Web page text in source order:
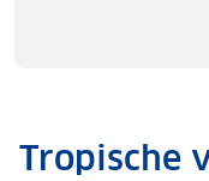
Tropische